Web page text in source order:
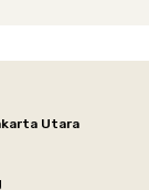
Utara